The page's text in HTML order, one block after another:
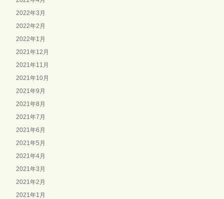
2022年3月
2022年2月
2022年1月
2021年12月
2021年11月
2021年10月
2021年9月
2021年8月
2021年7月
2021年6月
2021年5月
2021年4月
2021年3月
2021年2月
2021年1月